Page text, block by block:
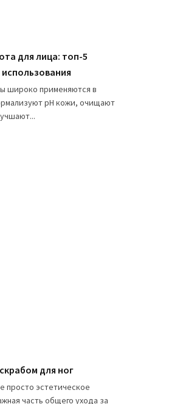
для лица: топ-5
широко применяются в
pH кожи, очищают
для ног
просто эстетическое
часть общего ухода за